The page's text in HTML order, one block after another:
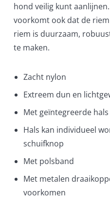
hond veilig kunt
voorkomt ook dat de
riem is duurzaam,
te maken.
Zacht nylon
Extreem dun en
Met geïntegreerde hals
Hals kan individueel
schuifknop
Met polsband
Met metalen
voorkomen